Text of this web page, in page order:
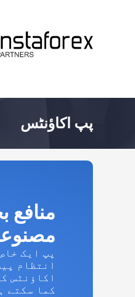
پپ اکاؤنٹس
پپ ایک
انتظام
اکاؤنٹس
کما سکتے